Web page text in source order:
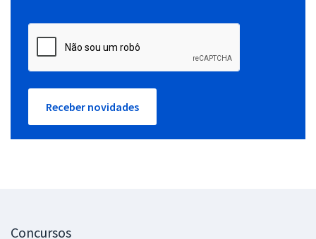
Receber novidades
Concursos